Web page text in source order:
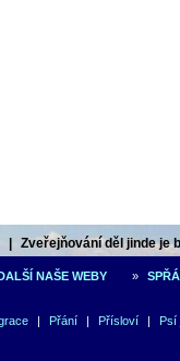
Zveřejňování děl jinde je
NAŠE WEBY »
| Přání | Přísloví | Psí